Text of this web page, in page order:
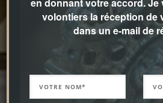
volontiers la réception de
dans un e-mail de